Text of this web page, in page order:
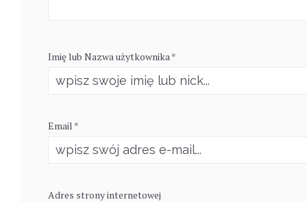
Imię lub Nazwa użytkownika *
Email *
Adres strony internetowej